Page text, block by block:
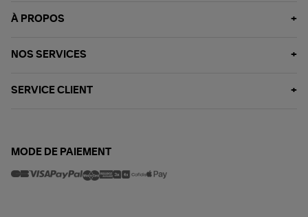
À PROPOS
NOS SERVICES
SERVICE CLIENT
MODE DE PAIEMENT